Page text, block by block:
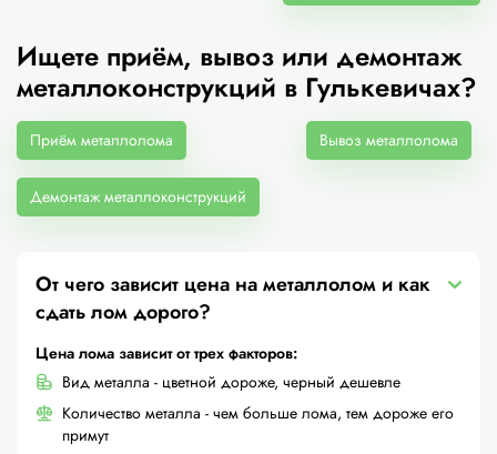
Ищете приём, вывоз или демонтаж
металлоконструкций в Гулькевичах?
Приём металлолома Вывоз металлолома
Демонтаж металлоконструкций
От чего зависит цена на металлолом и как
сдать лом дорого?
Цена лома зависит от трех факторов:
Вид металла - цветной дороже, черный дешевле
Количество металла - чем больше лома, тем дороже его
примут